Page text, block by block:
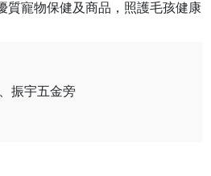
質寵物保健及商品，照護毛孩健康
振宇五金旁